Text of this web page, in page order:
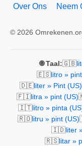
Over Ons Neem
© 2026
🌐 Taal:🇬🇧
🇪🇸litro »
🇩🇪liter » Pint (US)
🇫🇮litra » pint (US)
🇮🇹litro » pinta
🇷🇴litru » pint (US)
🇮🇩liter
🇷🇸litar »